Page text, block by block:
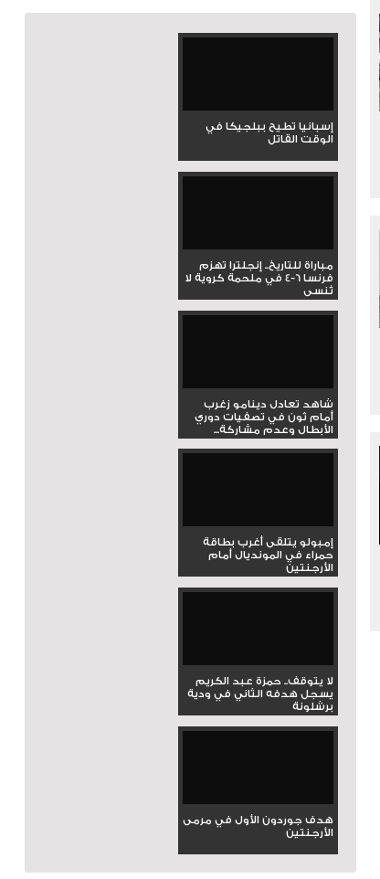
إسبانيا تطيح ببلجيكا في
الوقت القاتل
مباراة للتاريخ.. إنجلترا تهزم
فرنسا 6-4 في ملحمة كروية لا
تُنسى
شاهد تعادل دينامو زغرب
أمام ثون في تصفيات دوري
الأبطال وعدم مشاركة...
إمبولو يتلقى أغرب بطاقة
حمراء في المونديال أمام
الأرجنتين
لا يتوقف.. حمزة عبد الكريم
يسجل هدفه الثاني في ودية
برشلونة
هدف جوردون الأول في مرمى
الأرجنتين